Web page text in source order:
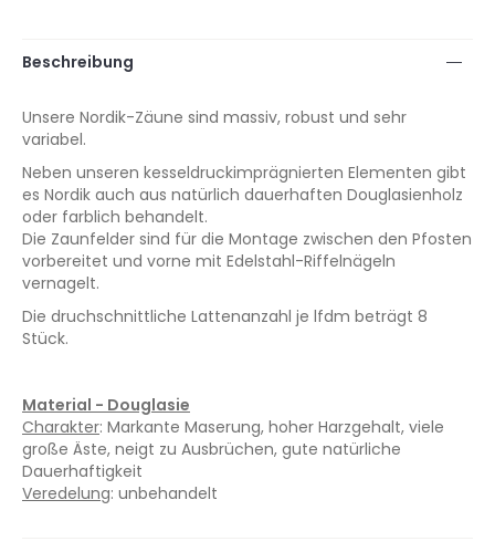
Beschreibung
Unsere Nordik-Zäune sind massiv, robust und sehr
variabel.
Neben unseren kesseldruckimprägnierten Elementen gibt
es Nordik auch aus natürlich dauerhaften Douglasienholz
oder farblich behandelt.
Die Zaunfelder sind für die Montage zwischen den Pfosten
vorbereitet und vorne mit Edelstahl-Riffelnägeln
vernagelt.
Die druchschnittliche Lattenanzahl je lfdm beträgt 8
Stück.
Material - Douglasie
Charakter: Markante Maserung, hoher Harzgehalt, viele
große Äste, neigt zu Ausbrüchen, gute natürliche
Dauerhaftigkeit
Veredelung: unbehandelt